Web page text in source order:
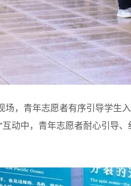
青年志愿者有序引导学生入
互动中，青年志愿者耐心引导